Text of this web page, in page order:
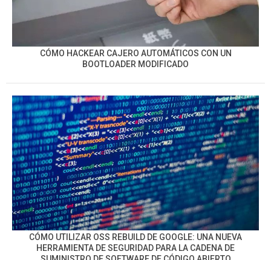
CÓMO HACKEAR CAJERO AUTOMÁTICOS CON UN
BOOTLOADER MODIFICADO
CÓMO UTILIZAR OSS REBUILD DE GOOGLE: UNA NUEVA
HERRAMIENTA DE SEGURIDAD PARA LA CADENA DE